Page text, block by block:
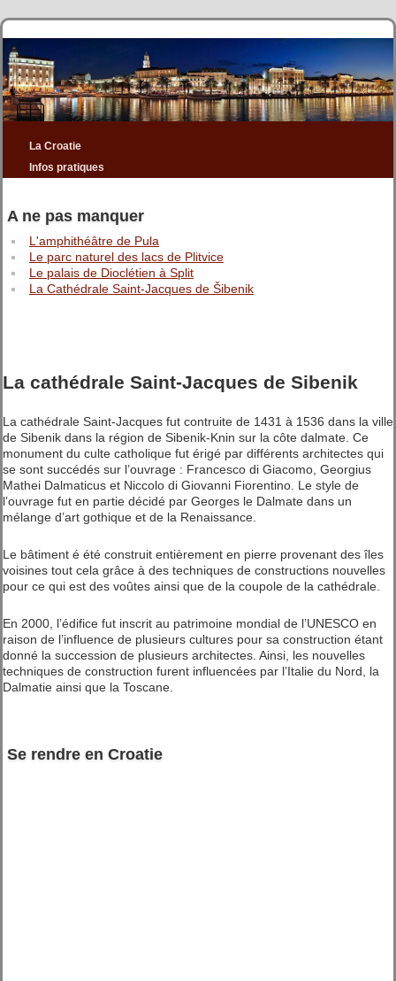
La Croatie
Infos pratiques
A ne pas manquer
L'amphithéâtre de Pula
Le parc naturel des lacs de Plitvice
Le palais de Dioclétien à Split
La Cathédrale Saint-Jacques de Šibenik
La cathédrale Saint-Jacques de Sibenik
La cathédrale Saint-Jacques fut contruite de 1431 à 1536 dans la ville
de Sibenik dans la région de Sibenik-Knin sur la côte dalmate. Ce
monument du culte catholique fut érigé par différents architectes qui
se sont succédés sur l’ouvrage : Francesco di Giacomo, Georgius
Mathei Dalmaticus et Niccolo di Giovanni Fiorentino. Le style de
l’ouvrage fut en partie décidé par Georges le Dalmate dans un
mélange d’art gothique et de la Renaissance.
Le bâtiment é été construit entièrement en pierre provenant des îles
voisines tout cela grâce à des techniques de constructions nouvelles
pour ce qui est des voûtes ainsi que de la coupole de la cathédrale.
En 2000, l’édifice fut inscrit au patrimoine mondial de l’UNESCO en
raison de l’influence de plusieurs cultures pour sa construction étant
donné la succession de plusieurs architectes. Ainsi, les nouvelles
techniques de construction furent influencées par l’Italie du Nord, la
Dalmatie ainsi que la Toscane.
Se rendre en Croatie